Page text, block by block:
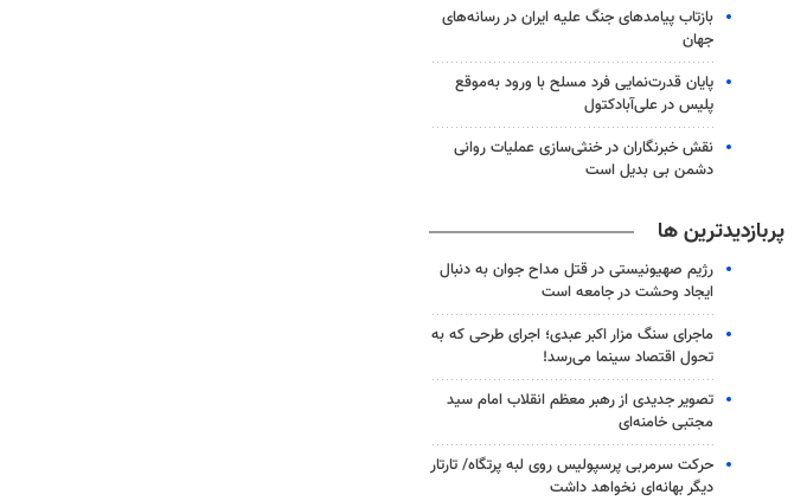
بازتاب پیامدهای جنگ علیه ایران در رسانه‌های
جهان
پایان قدرت‌نمایی فرد مسلح با ورود به‌موقع
پلیس در علی‌آبادکتول
نقش خبرنگاران در خنثی‌سازی عملیات روانی
دشمن بی بدیل است
پربازدیدترین ها
رژیم صهیونیستی در قتل مداح جوان به دنبال
ایجاد وحشت در جامعه است
ماجرای سنگ مزار اکبر عبدی؛ اجرای طرحی که به
تحول اقتصاد سینما می‌رسد!
تصویر جدیدی از رهبر معظم انقلاب امام سید
مجتبی خامنه‌ای
حرکت سرمربی پرسپولیس روی لبه پرتگاه/ تارتار
دیگر بهانه‌ای نخواهد داشت